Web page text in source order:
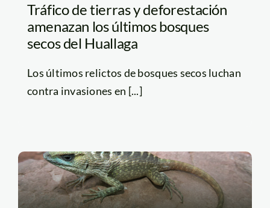
Tráfico de tierras y deforestación
amenazan los últimos bosques
secos del Huallaga
Los últimos relictos de bosques secos luchan
contra invasiones en [...]